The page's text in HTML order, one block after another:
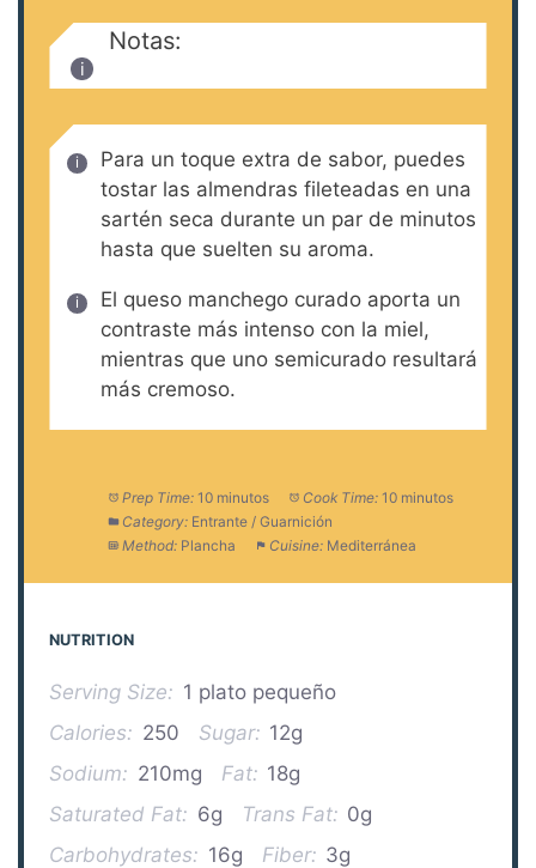
Notas:
Para un toque extra de sabor, puedes
tostar las almendras fileteadas en una
sartén seca durante un par de minutos
hasta que suelten su aroma.
El queso manchego curado aporta un
contraste más intenso con la miel,
mientras que uno semicurado resultará
más cremoso.
Prep Time: 10 minutos Cook Time: 10 minutos
Category: Entrante / Guarnición
Method: Plancha Cuisine: Mediterránea
NUTRITION
Serving Size: 1 plato pequeño
Calories: 250 Sugar: 12g
Sodium: 210mg Fat: 18g
Saturated Fat: 6g Trans Fat: 0g
Carbohydrates: 16g Fiber: 3g